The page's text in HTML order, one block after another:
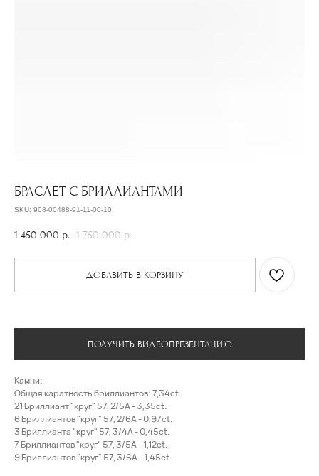
БРАСЛЕТ С БРИЛЛИАНТАМИ
SKU: 908-00488-91-11-00-10
1 450 000 р. 1 750 000 р.
ДОБАВИТЬ В КОРЗИНУ
ПОЛУЧИТЬ ВИДЕОПРЕЗЕНТАЦИЮ
Камни:
Общая каратность бриллиантов: 7,34ct.
21 Бриллиант "круг" 57, 2/5А - 3,35ct.
6 Бриллиантов "круг" 57, 2/6А - 0,97ct.
3 Бриллианта "круг" 57, 3/4А - 0,45ct.
7 Бриллиантов "круг" 57, 3/5А - 1,12ct.
9 Бриллиантов "круг" 57, 3/6А - 1,45ct.